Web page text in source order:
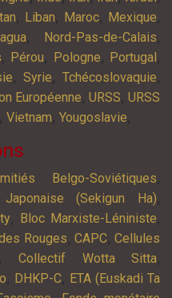
, Liban, Maroc, Mexique,
, Nord-Pas-de-Calais,
, Pérou, Pologne, Portugal ,
, Syrie, Tchécoslovaquie,
Européenne, URSS,URSS
, Vietnam, Yougoslavie,
Belgo-Soviétiques,
(Sekigun Ha),
, Bloc Marxiste-Léniniste,
Rouges, CAPC,Cellules
, Collectif Wotta Sitta,
, DHKP-C, ETA (Euskadi Ta